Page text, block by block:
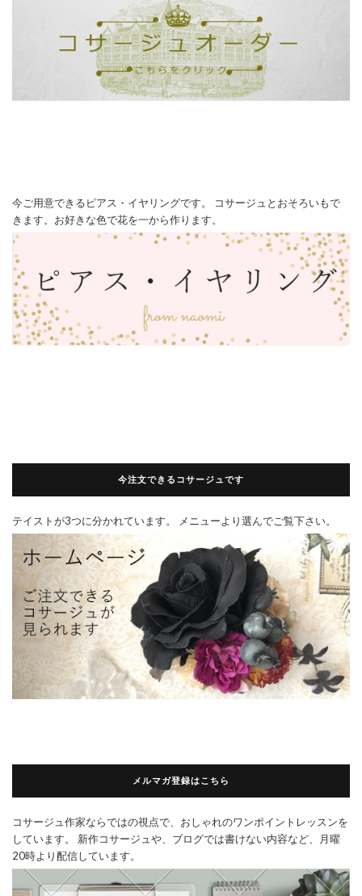
今ご用意できるピアス・イヤリングです。 コサージュとおそろいもで
きます。お好きな色で花を一から作ります。
今注文できるコサージュです
テイストが3つに分かれています。 メニューより選んでご覧下さい。
メルマガ登録はこちら
コサージュ作家ならではの視点で、おしゃれのワンポイントレッスンを
しています。 新作コサージュや、ブログでは書けない内容など、月曜
20時より配信しています。